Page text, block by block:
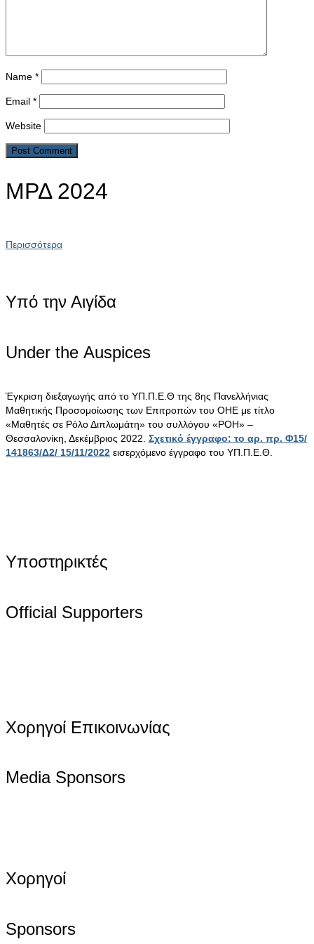
Name *
Email *
Website
ΜΡΔ 2024
Περισσότερα
Υπό την Αιγίδα
Under the Αuspices
Έγκριση διεξαγωγής από το ΥΠ.Π.Ε.Θ της 8ης Πανελλήνιας
Μαθητικής Προσομοίωσης των Επιτροπών του ΟΗΕ με τίτλο
«Μαθητές σε Ρόλο Διπλωμάτη» του συλλόγου «ΡΟΗ» –
Θεσσαλονίκη, Δεκέμβριος 2022. Σχετικό έγγραφο: το αρ. πρ. Φ15/
141863/Δ2/ 15/11/2022 εισερχόμενο έγγραφο του ΥΠ.Π.Ε.Θ.
Υποστηρικτές
Official Supporters
Χορηγοί Επικοινωνίας
Media Sponsors
Χορηγοί
Sponsors